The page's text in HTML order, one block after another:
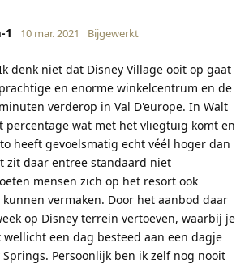
1 10 mar. 2021 Bijgewerkt
denk niet dat Disney Village ooit op gaat
en enorme winkelcentrum en de
verderop in Val D'europe. In Walt
percentage wat met het vliegtuig komt en
heeft gevoelsmatig echt véél hoger dan
zit daar entree standaard niet
mensen zich op het resort ook
vermaken. Door het aanbod daar
op Disney terrein vertoeven, waarbij je
een dag besteed aan een dagje
Persoonlijk ben ik zelf nog nooit